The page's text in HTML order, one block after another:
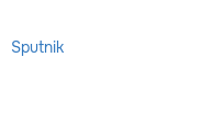
Sputnik